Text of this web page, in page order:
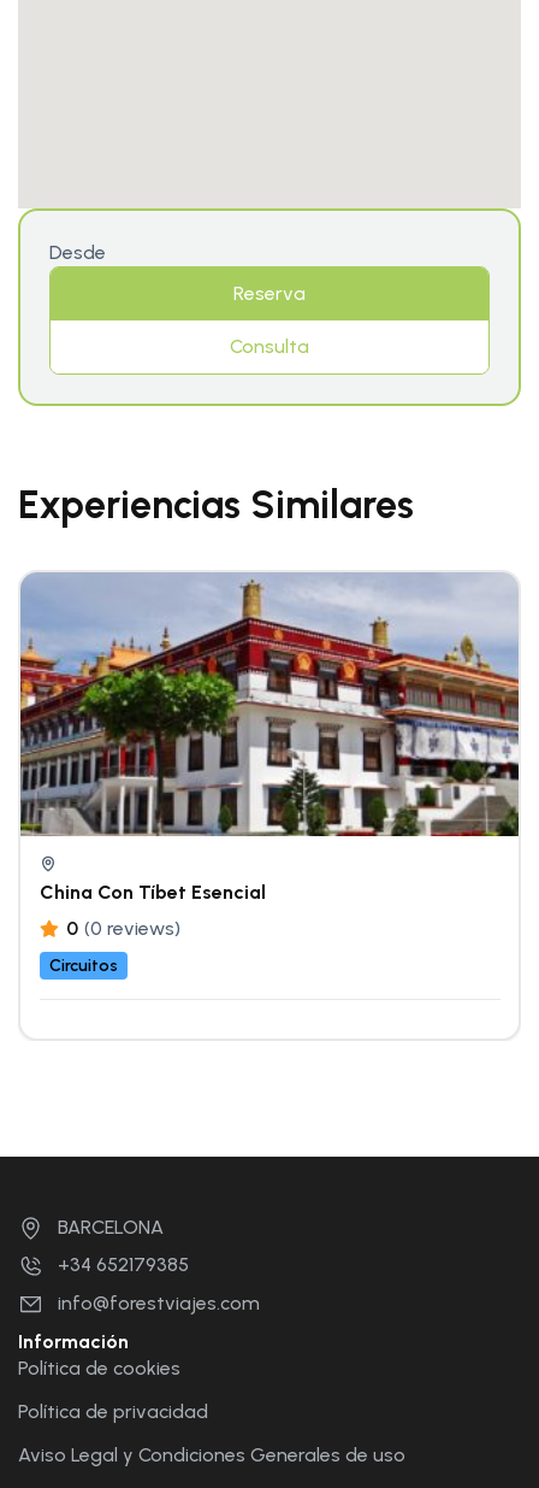
Desde
Reserva
Consulta
Experiencias Similares
China Con Tíbet Esencial
0 (0 reviews)
Circuitos
BARCELONA
+34 652179385
info@forestviajes.com
Información
Política de cookies
Política de privacidad
Aviso Legal y Condiciones Generales de uso